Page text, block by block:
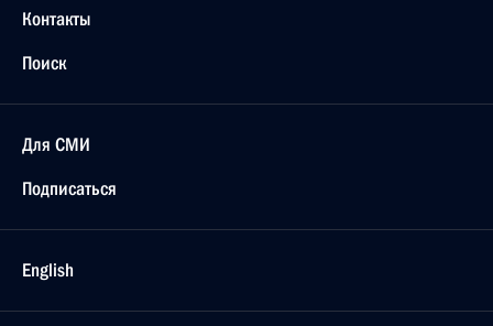
Контакты
Поиск
Для СМИ
Подписаться
English